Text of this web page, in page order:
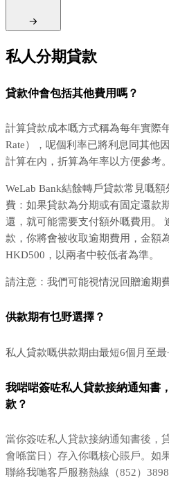
私人分期貸款
貸款仲會包括其他費用嗎？
計算貸款成本嘅方式稱為每年實際
Rate），呢個利率已將利息同其他
計算在內，折算為年率以方便參考。
WeLab Bank結餘轉戶貸款常見嘅
費：如果貸款為分期或有固定還款
還，就可能需要支付額外嘅費用。
款，你將會被收取逾期費用，金額
HKD500，以兩者中較低者為準。
請注意：我們可能視情況回贈逾期費
供款期有乜野選擇？
私人貸款嘅供款期由最短6個月至最
我啱啱簽咗私人貸款接納通知書
款？
當你簽咗私人貸款接納通知書後，
會喺當日）存入你嘅核心賬戶。如
聯絡我哋客戶服務熱線（852）3898